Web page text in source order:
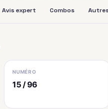
Avis expert Combos
NUMÉRO
15 / 96